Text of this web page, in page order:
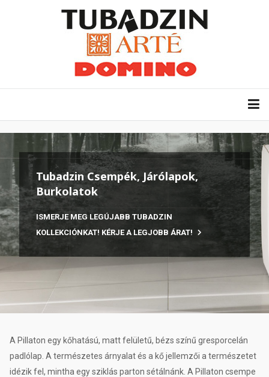
Tubadzin Csempék, Járólapok,
Burkolatok
ISMERJE MEG LEGÚJABB TUBADZIN
KOLLEKCIÓNKAT! KÉRJE A LEGJOBB ÁRAT!
A Pillaton egy kőhatású, matt felületű, bézs színű gresporcelán
padlólap. A természetes árnyalat és a kő jellemzői a természetet
idézik fel, mintha egy sziklás parton sétálnánk. A Pillaton csempe